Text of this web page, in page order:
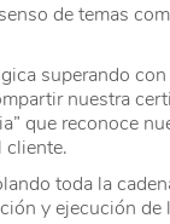
de temas
superando
nuestra
que reconoce
cliente.
toda la
y ejecución